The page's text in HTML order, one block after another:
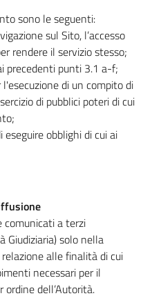
sono le seguenti:
sul Sito, l’accesso
rendere il servizio stesso;
precedenti punti 3.1 a-f;
di un compito di
di pubblici poteri di cui
obblighi di cui ai
a terzi
Giudiziaria) solo nella
alle finalità di cui
necessari per il
ordine dell’Autorità.